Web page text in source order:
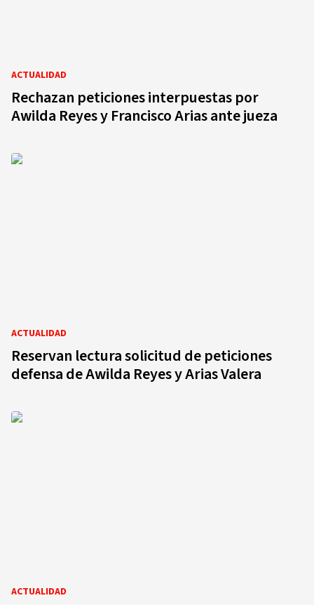
ACTUALIDAD
Rechazan peticiones interpuestas por
Awilda Reyes y Francisco Arias ante jueza
ACTUALIDAD
Reservan lectura solicitud de peticiones
defensa de Awilda Reyes y Arias Valera
ACTUALIDAD